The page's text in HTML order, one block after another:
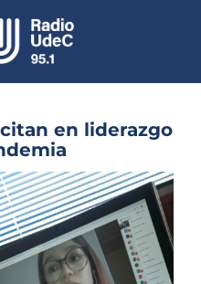
UdeC en vivo
en liderazgo